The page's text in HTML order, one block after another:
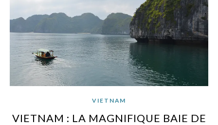
VIETNAM
VIETNAM : LA MAGNIFIQUE BAIE DE